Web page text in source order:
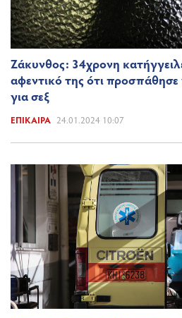
Ζάκυνθος: 34χρονη
αφεντικό της ότι
για σεξ
ΕΠΊΚΑΙΡΑ 24.01.2024 10:07